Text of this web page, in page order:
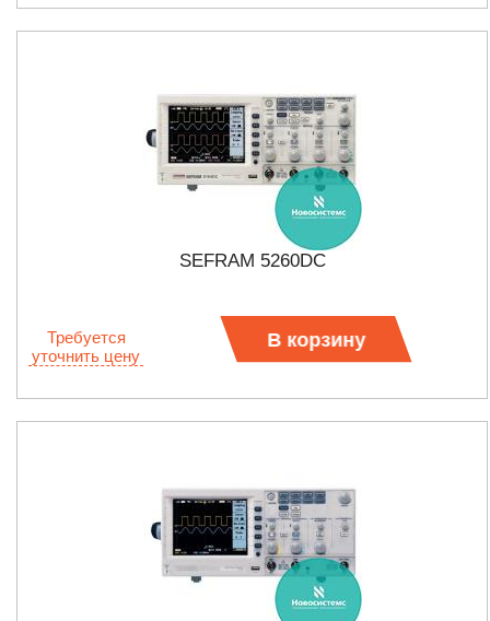
SEFRAM 5260DC
Требуется
уточнить цену
В корзину